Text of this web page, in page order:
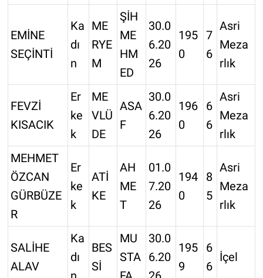
EMİNE
SEÇİNTİ
Ka
dı
n
ME
RYE
M
ŞİH
ME
HM
ED
30.0
6.20
26
195
0
7
6
Asri
Meza
rlık
FEVZİ
KISACIK
Er
ke
k
ME
VLÜ
DE
ASA
F
30.0
6.20
26
196
0
6
6
Asri
Meza
rlık
MEHMET
ÖZCAN
GÜRBÜZE
R
Er
ke
k
ATİ
KE
AH
ME
T
01.0
7.20
26
194
0
8
5
Asri
Meza
rlık
SALİHE
ALAV
Ka
dı
BES
Sİ
MU
STA
30.0
6.20
195
9
6
6
İçel